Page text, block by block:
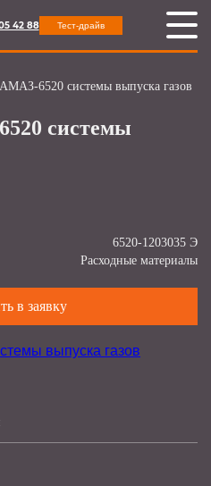
42 88 Тест-драйв
6520 системы выпуска газов
системы
6520-1203035 Э
Расходные материалы
в заявку